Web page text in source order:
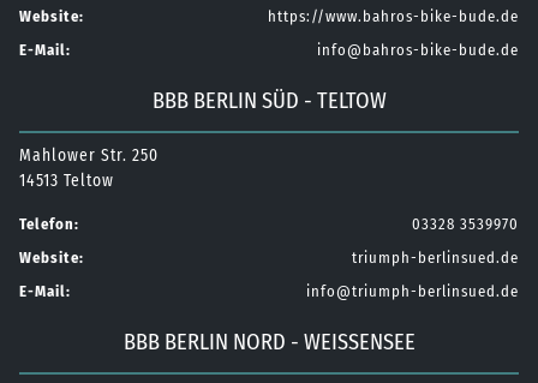
Website:
https://www.bahros-bike-bude.de
E-Mail:
info@bahros-bike-bude.de
BBB BERLIN SÜD - TELTOW
Mahlower Str. 250
14513 Teltow
Telefon:
03328 3539970
Website:
triumph-berlinsued.de
E-Mail:
info@triumph-berlinsued.de
BBB BERLIN NORD - WEISSENSEE